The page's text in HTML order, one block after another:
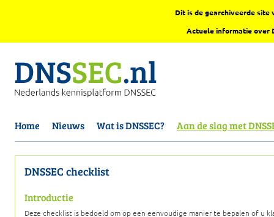
Dit is de gearchiveerde site
Actuele informatie over
Home Nieuws Wat is DNSSEC? Aan de slag met
DNSSEC checklist
Introductie
Deze checklist is bedoeld om op een eenvoudige manier te bepalen of u